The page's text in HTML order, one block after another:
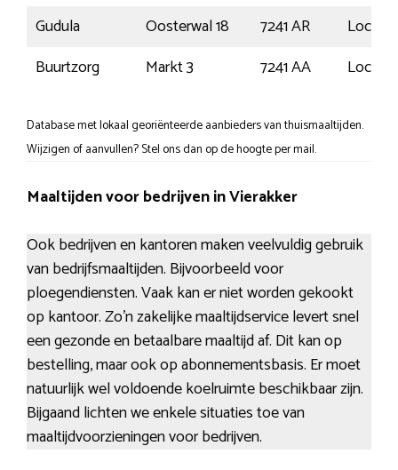
Gudula
Oosterwal 18 7241 AR
Buurtzorg
Markt 3 7241 AA
Database met lokaal georiënteerde aanbieders van thuismaaltijden.
Wijzigen of aanvullen? Stel ons dan op de hoogte per mail.
Maaltijden voor bedrijven in Vierakker
Ook bedrijven en kantoren maken veelvuldig gebruik
van bedrijfsmaaltijden. Bijvoorbeeld voor
ploegendiensten. Vaak kan er niet worden gekookt
op kantoor. Zo’n zakelijke maaltijdservice levert snel
een gezonde en betaalbare maaltijd af. Dit kan op
bestelling, maar ook op abonnementsbasis. Er moet
natuurlijk wel voldoende koelruimte beschikbaar zijn.
Bijgaand lichten we enkele situaties toe van
maaltijdvoorzieningen voor bedrijven.